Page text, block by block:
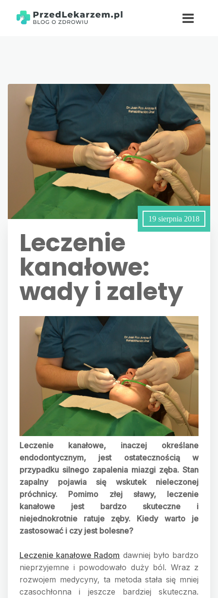
19 sierpnia 2018
Leczenie
kanałowe:
wady i zalety
Leczenie kanałowe, inaczej określane
endodontycznym, jest ostatecznością w
przypadku silnego zapalenia miazgi zęba. Stan
zapalny pojawia się wskutek nieleczonej
próchnicy. Pomimo złej sławy, leczenie
kanałowe jest bardzo skuteczne i
niejednokrotnie ratuje zęby. Kiedy warto je
zastosować i czy jest bolesne?
Leczenie kanałowe Radom dawniej było bardzo
nieprzyjemne i powodowało duży ból. Wraz z
rozwojem medycyny, ta metoda stała się mniej
czasochłonna i jeszcze bardziej skuteczna.